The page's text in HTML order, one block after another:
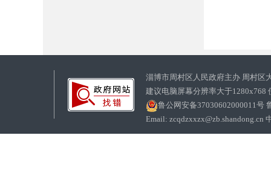
淄博市周村区人民政府主办 周村区
建议电脑屏幕分辨率大于1280x768
鲁公网安备37030602000011号
Email: zcqdzxxzx@zb.shandong.cn